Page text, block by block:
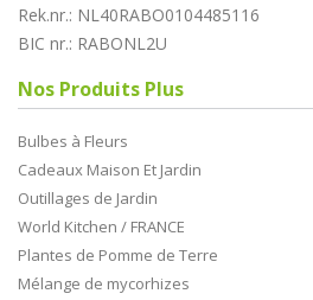
Rek.nr.: NL40RABO0104485116
BIC nr.: RABONL2U
Nos Produits Plus
Bulbes à Fleurs
Cadeaux Maison Et Jardin
Outillages de Jardin
World Kitchen / FRANCE
Plantes de Pomme de Terre
Mélange de mycorhizes